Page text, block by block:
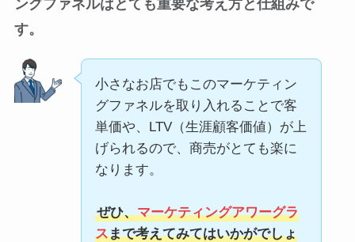
ングファネルはとても重要な考え方と仕組みで
す。
小さなお店でもこのマーケティン
グファネルを取り入れることで客
単価や、LTV（生涯顧客価値）が上
げられるので、商売がとても楽に
なります。
ぜひ、マーケティングアワーグラ
スまで考えてみてはいかがでしょ